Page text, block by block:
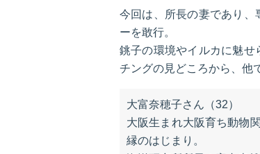
今回は、所長の妻であり、
ーを敢行。
銚子の環境やイルカに魅せ
チングの見どころから、他
大富奈穂子さん（32）
大阪生まれ大阪育ち動物
縁のはじまり。